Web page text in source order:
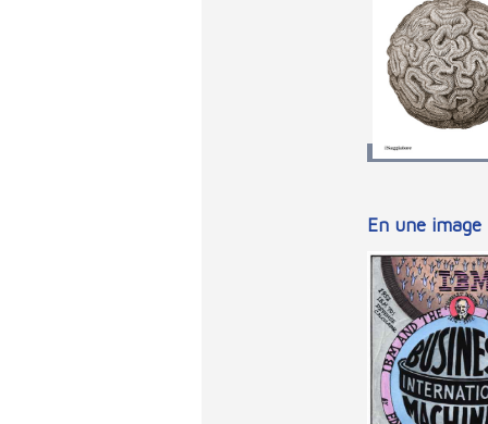
En une image